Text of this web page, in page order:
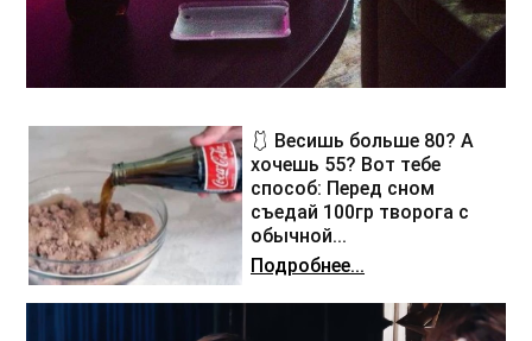
🩱 Весишь больше 80? А
хочешь 55? Вот тебе
способ: Перед сном
съедай 100гр творога с
обычной...
Подробнее...